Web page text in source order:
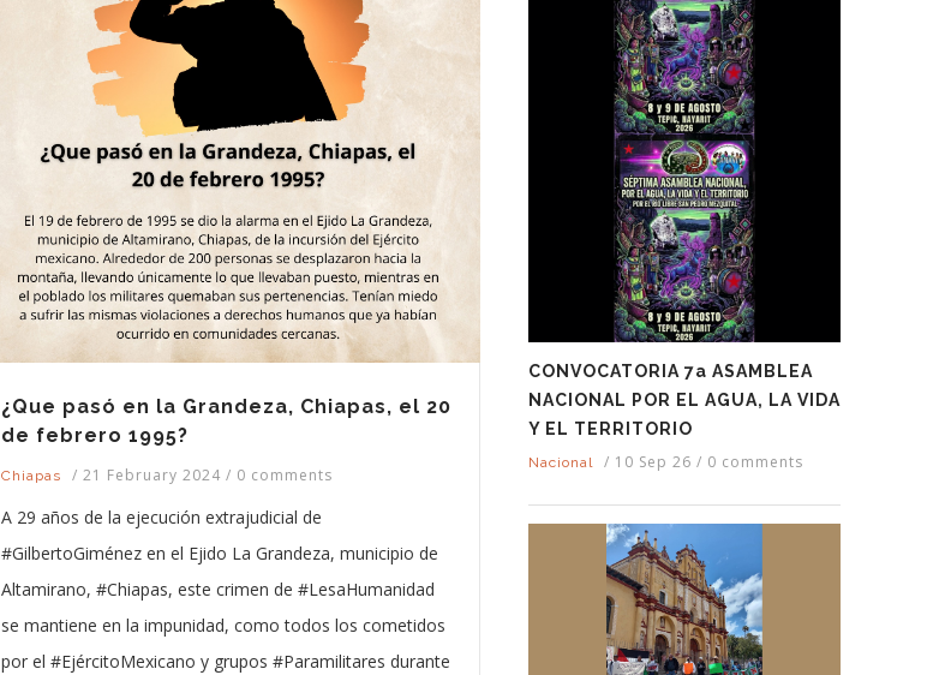
¿Que pasó en la Grandeza, Chiapas, el 20
de febrero 1995?
Chiapas / 21 February 2024 / 0 comments
A 29 años de la ejecución extrajudicial de
#GilbertoGiménez en el Ejido La Grandeza, municipio de
Altamirano, #Chiapas, este crimen de #LesaHumanidad
se mantiene en la impunidad, como todos los cometidos
por el #EjércitoMexicano y grupos #Paramilitares durante
CONVOCATORIA 7a ASAMBLEA
NACIONAL POR EL AGUA, LA VIDA
Y EL TERRITORIO
Nacional / 10 Sep 26 / 0 comments